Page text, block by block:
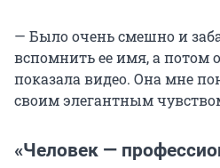
— Было очень смешно и
вспомнить ее имя, а потом
показала видео. Она мне
своим элегантным
«Человек —